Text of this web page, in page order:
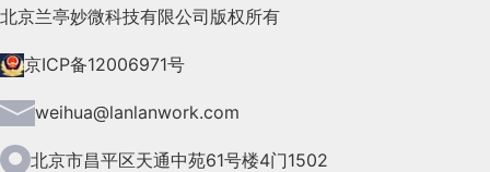
2021年8月(147)
2021年7月(149)
2021年6月(157)
2021年5月(124)
北京兰亭妙微科技有限公司版权所有
京ICP备12006971号
weihua@lanlanwork.com
北京市昌平区天通中苑61号楼4门1502